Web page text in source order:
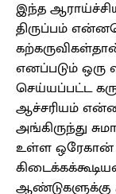
இந்த
திருப்பம்
எனப்படும்
செய்யப்பட்ட
ஆச்சரியம்
அங்கிருந்து
உள்ள ஒரேகான்
ஆண்டுகளுக்கு